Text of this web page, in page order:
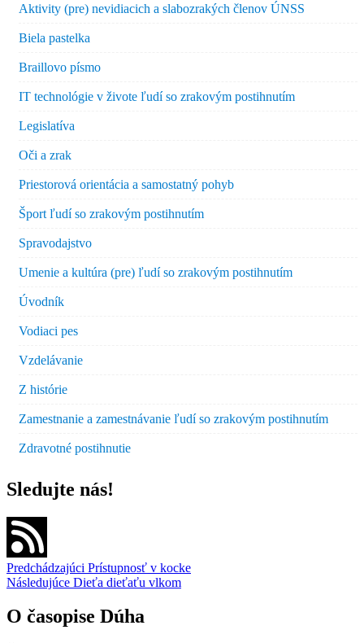
Aktivity (pre) nevidiacich a slabozrakých členov ÚNSS
Biela pastelka
Braillovo písmo
IT technológie v živote ľudí so zrakovým postihnutím
Legislatíva
Oči a zrak
Priestorová orientácia a samostatný pohyb
Šport ľudí so zrakovým postihnutím
Spravodajstvo
Umenie a kultúra (pre) ľudí so zrakovým postihnutím
Úvodník
Vodiaci pes
Vzdelávanie
Z histórie
Zamestnanie a zamestnávanie ľudí so zrakovým postihnutím
Zdravotné postihnutie
Sledujte nás!
Navigácia
v
článku
Predchádzajúci Prístupnosť v kocke
Následujúce Dieťa dieťaťu vlkom
O časopise Dúha